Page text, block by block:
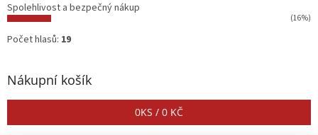
Spolehlivost a bezpečný nákup
(16%)
Počet hlasů: 19
Nákupní košík
0KS / 0 KČ